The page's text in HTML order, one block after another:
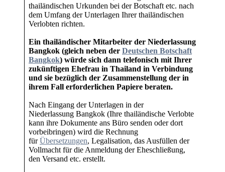
thailändischen Urkunden bei der Botschaft etc. nach
dem Umfang der Unterlagen Ihrer thailändischen
Verlobten richten.
Ein thailändischer Mitarbeiter der Niederlassung
Bangkok (gleich neben der Deutschen Botschaft
Bangkok) würde sich dann telefonisch mit Ihrer
zukünftigen Ehefrau in Thailand in Verbindung
und sie bezüglich der Zusammenstellung der in
ihrem Fall erforderlichen Papiere beraten.
Nach Eingang der Unterlagen in der
Niederlassung Bangkok (Ihre thailändische Verlobte
kann ihre Dokumente ans Büro senden oder dort
vorbeibringen) wird die Rechnung
fürÜbersetzungen, Legalisation, das Ausfüllen der
Vollmacht für die Anmeldung der Eheschließung,
den Versand etc. erstellt.